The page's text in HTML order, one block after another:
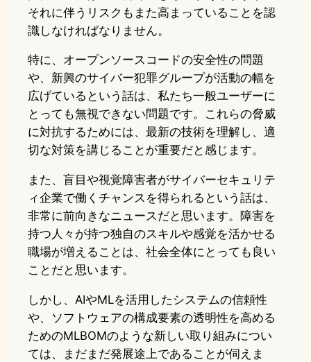
それに伴うリスクもまた高まっていることを認
識しなければなりません。
特に、オープンソースコードの安全性の問題
や、新興のサイバー犯罪グループが活動の幅を
広げているという話は、私たち一般ユーザーに
とっても無視できない問題です。これらの脅威
に対抗するためには、最新の技術を理解し、適
切な対策を講じることが重要だと感じます。
また、盲目や視覚障害者がサイバーセキュリテ
ィ企業で働くチャンスを得られるという話は、
非常に前向きなニュースだと思います。障害を
持つ人々が持つ独自のスキルや感覚を活かせる
職場が増えることは、社会全体にとっても良い
ことだと思います。
しかし、AIやMLを活用したシステムの信頼性
や、ソフトウェアの構成要素の透明性を高める
ためのMLBOMのような新しい取り組みについ
ては、まだまだ発展途上であることが伺えま